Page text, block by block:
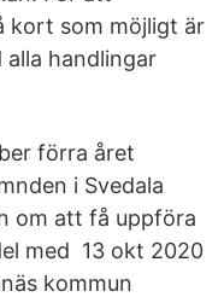
kort som möjligt är
handlingar
förra året
i Svedala
om att få uppföra
med 13 okt 2020
kommun